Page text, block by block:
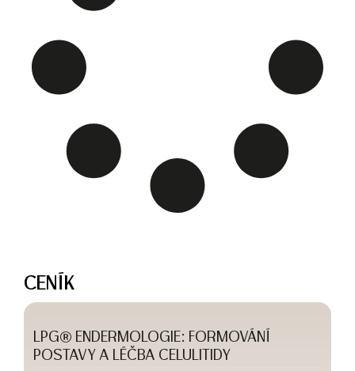
CENÍK
LPG® ENDERMOLOGIE: FORMOVÁNÍ
POSTAVY A LÉČBA CELULITIDY